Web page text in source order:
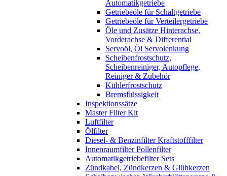
Automatikgetriebe
Getriebeöle für Schaltgetriebe
Getriebeöle für Verteilergetriebe
Öle und Zusätze Hinterachse,
Vorderachse & Differential
Servoöl, Öl Servolenkung
Scheibenfrostschutz,
Scheibenreiniger, Autopflege,
Reiniger & Zubehör
Kühlerfrostschutz
Bremsflüssigkeit
Inspektionssätze
Master Filter Kit
Luftfilter
Ölfilter
Diesel- & Benzinfilter Kraftstofffilter
Innenraumfilter Pollenfilter
Automatikgetriebefilter Sets
Zündkabel, Zündkerzen & Glühkerzen